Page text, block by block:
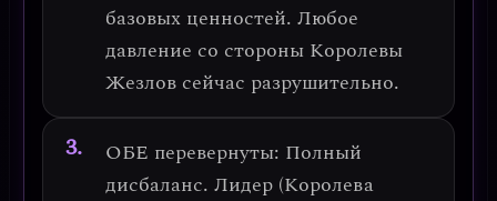
базовых ценностей. Любое
давление со стороны Королевы
Жезлов сейчас разрушительно.
ОБЕ перевернуты: Полный
дисбаланс. Лидер (Королева